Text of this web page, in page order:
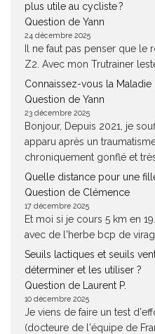
plus utile au cycliste ?
Question de Yann
24 décembre 2025
Il ne faut pas penser que le
Z2. Avec mon Trutrainer lesté,
Connaissez-vous la Maladie
Question de Yann
23 décembre 2025
Bonjour, Depuis 2021, je
apparu après un
chroniquement gonflé et
Quelle distance pour une
Question de Clémence
17 décembre 2025
Et moi si je cours 5 km en
avec de l'herbe bcp de
Seuils lactiques et seuils
déterminer et les utiliser ?
Question de Laurent P.
10 décembre 2025
Je viens de faire un test
(docteure de l'équipe de